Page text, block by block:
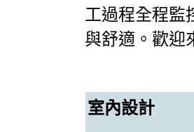
工過程全程監
與舒適。歡迎
室內設計